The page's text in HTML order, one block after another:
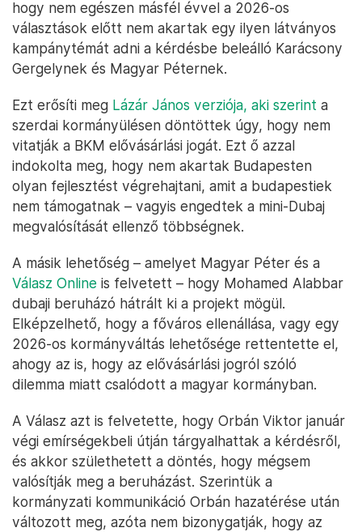
hogy nem egészen másfél évvel a 2026-os
választások előtt nem akartak egy ilyen látványos
kampánytémát adni a kérdésbe beleálló Karácsony
Gergelynek és Magyar Péternek.
Ezt erősíti meg Lázár János verziója, aki szerint a
szerdai kormányülésen döntöttek úgy, hogy nem
vitatják a BKM elővásárlási jogát. Ezt ő azzal
indokolta meg, hogy nem akartak Budapesten
olyan fejlesztést végrehajtani, amit a budapestiek
nem támogatnak – vagyis engedtek a mini-Dubaj
megvalósítását ellenző többségnek.
A másik lehetőség – amelyet Magyar Péter és a
Válasz Online is felvetett – hogy Mohamed Alabbar
dubaji beruházó hátrált ki a projekt mögül.
Elképzelhető, hogy a főváros ellenállása, vagy egy
2026-os kormányváltás lehetősége rettentette el,
ahogy az is, hogy az elővásárlási jogról szóló
dilemma miatt csalódott a magyar kormányban.
A Válasz azt is felvetette, hogy Orbán Viktor január
végi emírségekbeli útján tárgyalhattak a kérdésről,
és akkor születhetett a döntés, hogy mégsem
valósítják meg a beruházást. Szerintük a
kormányzati kommunikáció Orbán hazatérése után
változott meg, azóta nem bizonygatják, hogy az